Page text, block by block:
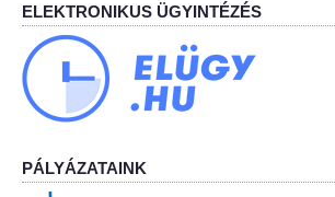
Bölcskei Önkéntes Tűzoltó
Bölcskei Néptánc Egyesület
Bölcskei Polgárőrség
ELEKTRONIKUS ÜGYINTÉZÉS
PÁLYÁZATAINK